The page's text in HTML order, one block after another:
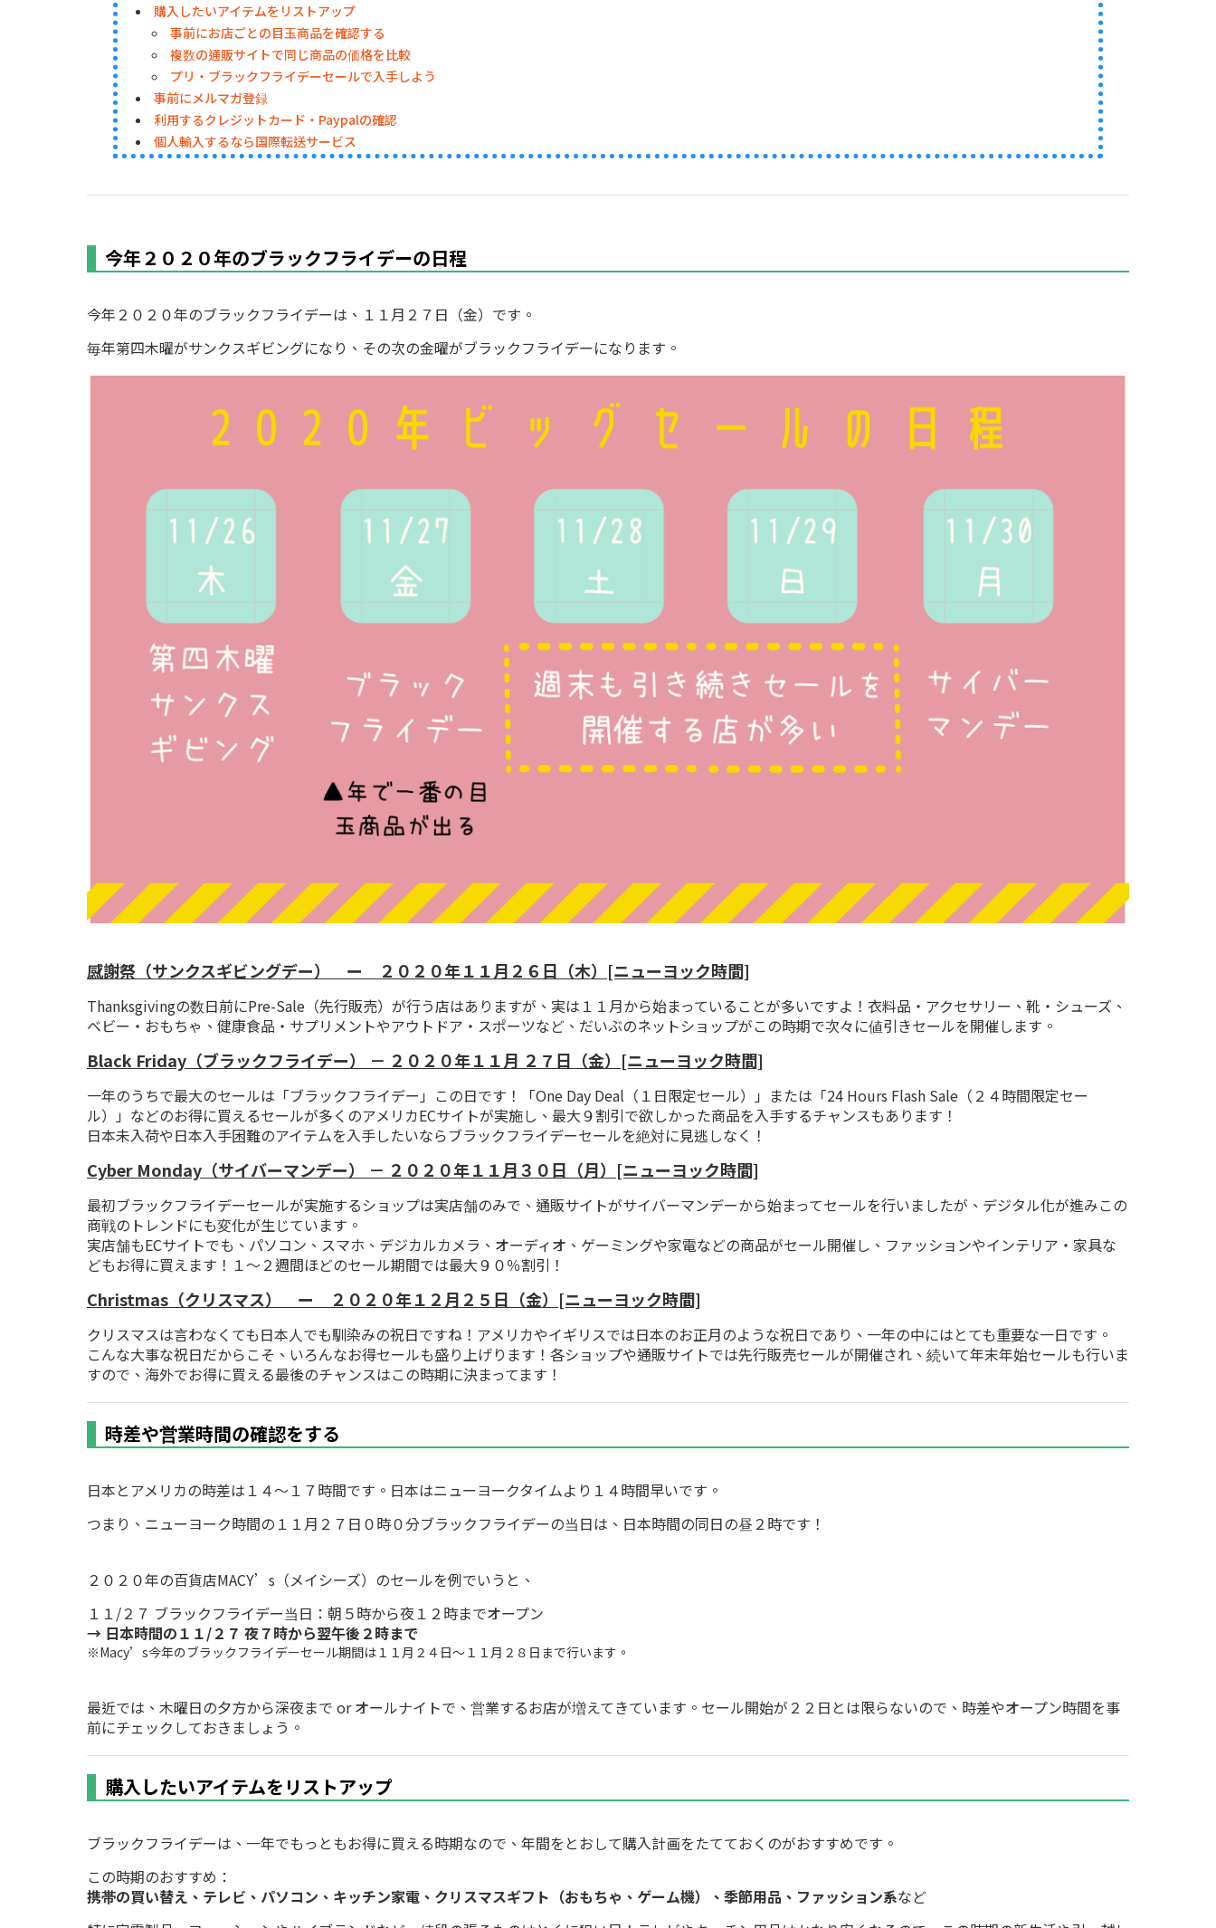
購入したいアイテムをリストアップ
事前にお店ごとの目玉商品を確認する
複数の通販サイトで同じ商品の価格を比較
プリ・ブラックフライデーセールで入手しよう
事前にメルマガ登録
利用するクレジットカード・Paypalの確認
個人輸入するなら国際転送サービス
今年２０２０年のブラックフライデーの日程
今年２０２０年のブラックフライデーは、１１月２７日（金）です。
毎年第四木曜がサンクスギビングになり、その次の金曜がブラックフライデーになります。
感謝祭（サンクスギビングデー） ー ２０２０年１１月２６日（木）[ニューヨック時間]
Thanksgivingの数日前にPre-Sale（先行販売）が行う店はありますが、実は１１月から始まっていることが多いですよ！衣料品・アクセサリー、靴・シューズ、
ベビー・おもちゃ、健康食品・サプリメントやアウトドア・スポーツなど、だいぶのネットショップがこの時期で次々に値引きセールを開催します。
Black Friday（ブラックフライデー） － ２０２０年１１月 ２７日（金）[ニューヨック時間]
一年のうちで最大のセールは「ブラックフライデー」この日です！「One Day Deal（１日限定セール）」または「24 Hours Flash Sale（２４時間限定セー
ル）」などのお得に買えるセールが多くのアメリカECサイトが実施し、最大９割引で欲しかった商品を入手するチャンスもあります！
日本未入荷や日本入手困難のアイテムを入手したいならブラックフライデーセールを絶対に見逃しなく！
Cyber Monday（サイバーマンデー） － ２０２０年１１月３０日（月）[ニューヨック時間]
最初ブラックフライデーセールが実施するショップは実店舗のみで、通販サイトがサイバーマンデーから始まってセールを行いましたが、デジタル化が進みこの
商戦のトレンドにも変化が生じています。
実店舗もECサイトでも、パソコン、スマホ、デジカルカメラ、オーディオ、ゲーミングや家電などの商品がセール開催し、ファッションやインテリア・家具な
どもお得に買えます！１～２週間ほどのセール期間では最大９０％割引！
Christmas（クリスマス） ー ２０２０年１２月２５日（金）[ニューヨック時間]
クリスマスは言わなくても日本人でも馴染みの祝日ですね！アメリカやイギリスでは日本のお正月のような祝日であり、一年の中にはとても重要な一日です。
こんな大事な祝日だからこそ、いろんなお得セールも盛り上げります！各ショップや通販サイトでは先行販売セールが開催され、続いて年末年始セールも行いま
すので、海外でお得に買える最後のチャンスはこの時期に決まってます！
時差や営業時間の確認をする
日本とアメリカの時差は１４～１７時間です。日本はニューヨークタイムより１４時間早いです。
つまり、ニューヨーク時間の１１月２７日０時０分ブラックフライデーの当日は、日本時間の同日の昼２時です！
２０２０年の百貨店MACY’s（メイシーズ）のセールを例でいうと、
１１/２７ ブラックフライデー当日：朝５時から夜１２時までオープン
→ 日本時間の１１/２７ 夜７時から翌午後２時まで
※Macy’s今年のブラックフライデーセール期間は１１月２４日～１１月２８日まで行います。
最近では、木曜日の夕方から深夜まで or オールナイトで、営業するお店が増えてきています。セール開始が２２日とは限らないので、時差やオープン時間を事
前にチェックしておきましょう。
購入したいアイテムをリストアップ
ブラックフライデーは、一年でもっともお得に買える時期なので、年間をとおして購入計画をたてておくのがおすすめです。
この時期のおすすめ：
携帯の買い替え、テレビ、パソコン、キッチン家電、クリスマスギフト（おもちゃ、ゲーム機）、季節用品、ファッション系など